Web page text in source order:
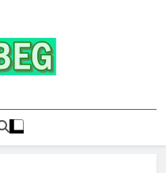
| Ensaio
| Sexo |
E Casinos Online |
E Relacionamento |